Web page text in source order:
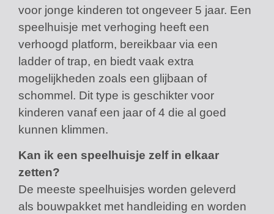
voor jonge kinderen tot ongeveer 5 jaar. Een
speelhuisje met verhoging heeft een
verhoogd platform, bereikbaar via een
ladder of trap, en biedt vaak extra
mogelijkheden zoals een glijbaan of
schommel. Dit type is geschikter voor
kinderen vanaf een jaar of 4 die al goed
kunnen klimmen.
Kan ik een speelhuisje zelf in elkaar
zetten?
De meeste speelhuisjes worden geleverd
als bouwpakket met handleiding en worden